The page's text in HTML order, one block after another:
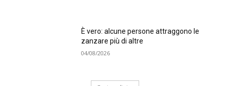
È vero: alcune persone attraggono le
zanzare più di altre
04/08/2026